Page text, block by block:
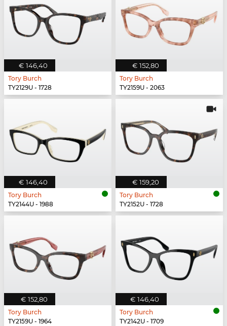
€ 146,40
Tory Burch
TY2129U - 1728
€ 152,80
Tory Burch
TY2159U - 2063
€ 146,40
Tory Burch
TY2144U - 1988
€ 159,20
Tory Burch
TY2152U - 1728
€ 152,80
Tory Burch
TY2159U - 1964
€ 146,40
Tory Burch
TY2142U - 1709